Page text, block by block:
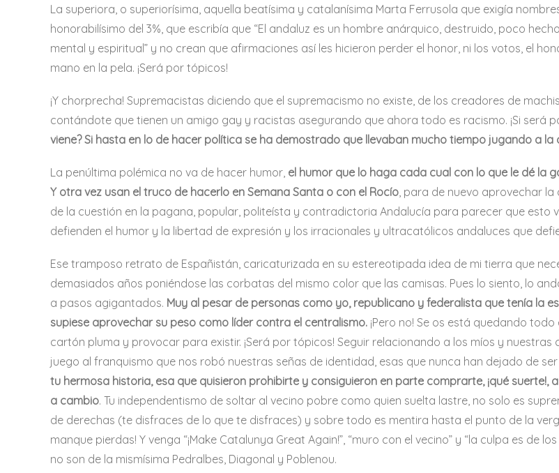
La superiora, o superiorísima, aquella beatísima y catalanísima Marta Ferrusola que exigía
honorabilísimo del 3%, que escribía que “El andaluz es un hombre anárquico, destruido, poco
mental y espiritual” y no crean que afirmaciones así les hicieron perder el honor, ni los votos, el
mano en la pela. ¡Será por tópicos!
¡Y chorprecha! Supremacistas diciendo que el supremacismo no existe, de los creadores de
contándote que tienen un amigo gay y racistas asegurando que ahora todo es racismo. ¡Si será
viene? Si hasta en lo de hacer política se ha demostrado que llevaban mucho tiempo jugando a
La penúltima polémica no va de hacer humor, el humor que lo haga cada cual con lo que le dé la
Y otra vez usan el truco de hacerlo en Semana Santa o con el Rocío, para de nuevo aprovechar
de la cuestión en la pagana, popular, politeísta y contradictoria Andalucía para parecer que esto
defienden el humor y la libertad de expresión y los irracionales y ultracatólicos andaluces que
Ese tramposo retrato de Españistán, caricaturizada en su estereotipada idea de mi tierra que
demasiados años poniéndose las corbatas del mismo color que las camisas. Pues lo siento, lo
a pasos agigantados. Muy al pesar de personas como yo, republicano y federalista que tenía la
supiese aprovechar su peso como líder contra el centralismo. ¡Pero no! Se os está quedando
cartón pluma y provocar para existir. ¡Será por tópicos! Seguir relacionando a los míos y
juego al franquismo que nos robó nuestras señas de identidad, esas que nunca han dejado de
tu hermosa historia, esa que quisieron prohibirte y consiguieron en parte comprarte, ¡qué
a cambio. Tu independentismo de soltar al vecino pobre como quien suelta lastre, no solo es
de derechas (te disfraces de lo que te disfraces) y sobre todo es mentira hasta el punto de la
manque pierdas! Y venga “¡Make Catalunya Great Again!”, “muro con el vecino” y “la culpa es de
no son de la mismísima Pedralbes, Diagonal y Poblenou.